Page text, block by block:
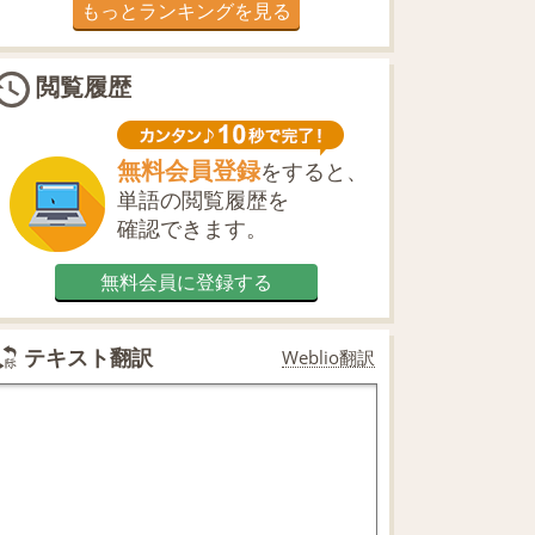
もっとランキングを見る
閲覧履歴
無料会員登録をすると、
単語の閲覧履歴を
確認できます。
無料会員に登録する
テキスト翻訳 Weblio翻訳